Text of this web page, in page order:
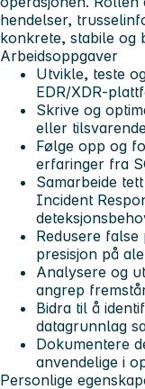
hendelser,
konkrete, stabile og
Arbeidsoppgaver
Utvikle, teste
EDR/XDR-
Skrive og
eller
Følge opp og
erfaringer fra
Samarbeide
Incident
Redusere
presisjon på
Analysere og
angrep
Bidra til å
datagrunnlag
Dokumentere
anvendelige i
Personlige